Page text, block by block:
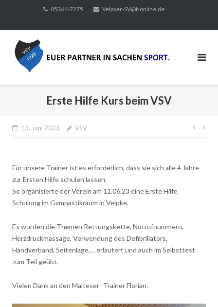
Inhalt
05364-7275 Velpker-SV@t-online.de
Erste Hilfe Kurs beim VSV
13. Juni 2023 VSV
Für unsere Trainer ist es erforderlich, dass sie sich alle 4 Jahre
zur Ersten Hilfe schulen lassen.
So organisierte der Verein am 11.06.23 eine Erste Hilfe
Schulung im Gymnastikraum in Velpke.
Es wurden die Themen Rettungskette, Notrufnummern,
Herzdruckmassage, Verwendung des Defibrillators,
Handverband, Seitenlage,… erläutert und auch im Selbsttest
zum Teil geübt.
Vielen Dank an den Malteser- Trainer Florian.